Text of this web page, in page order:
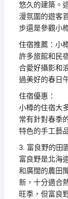
悠久的建築。
漫氛圍的遊客
步還是參觀小
住宿推薦：小
許多旅館和民
合愛好攝影和
過美好的春日
住宿優惠：
小樽的住宿大
常有針對春季
特色的手工藝
3. 富良野的田
富良野是北海
和廣闊的農田
新，十分適合
旺季，但富良